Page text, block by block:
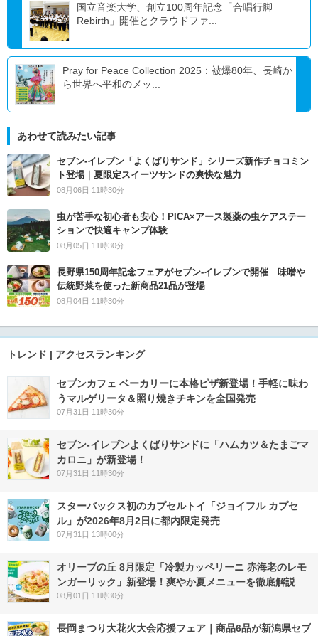
国立音楽大学、創立100周年記念「合唱行脚
Rebirth」開催とクラウドファ...
Pray for Peace Collection 2025：被爆80年、長崎か
ら世界へ平和のメッ...
あわせて読みたい記事
セブン‐イレブン「よくばりサンド」シリーズ新作チョコミン
ト登場｜夏限定スイーツサンドの爽快な魅力
08月06日 11時30分
虫が苦手な初心者も安心！PICA×アース製薬の虫ケアステー
ションで快適キャンプ体験
08月05日 11時30分
長野県150周年記念フェアがセブン-イレブンで開催 味噌や
伝統野菜を使った新商品21品が登場
08月04日 11時30分
トレンド | アクセスランキング
セブンカフェ ベーカリーに本格ピザ新登場！手軽に味わ
うマルゲリータ＆照り焼きチキンを全国発売
07月31日 11時30分
セブン‐イレブンよくばりサンドに「ハムカツ＆たまごマ
カロニ」が新登場！
07月31日 11時30分
スターバックス初のカプセルトイ「ジョイフル カプセ
ル」が2026年8月2日に都内限定発売
07月31日 13時00分
オリーブの丘 8月限定「冷製カッペリーニ 赤海老のレモ
ンガーリック」新登場！爽やか夏メニューを徹底解説
08月01日 11時30分
長岡まつり大花火大会応援フェア｜商品6品が新潟県セブ